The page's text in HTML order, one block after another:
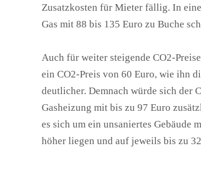
Zusatzkosten für Mieter fällig. In
Gas mit 88 bis 135 Euro zu Buche
Auch für weiter steigende CO2-
ein CO2-Preis von 60 Euro, wie ihn
deutlicher. Demnach würde sich der
Gasheizung mit bis zu 97 Euro
es sich um ein unsaniertes Gebäude
höher liegen und auf jeweils bis zu